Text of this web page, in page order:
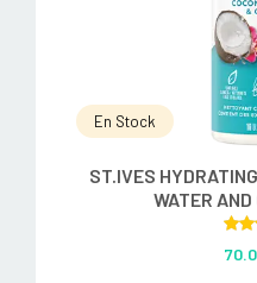
En Stock
ST.IVES
WATER